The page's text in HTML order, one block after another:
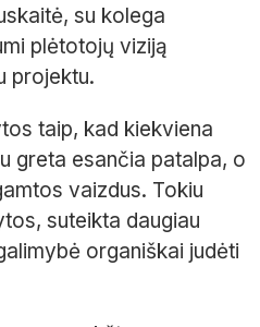
, su kolega
plėtotojų viziją
projektu.
taip, kad kiekviena
greta esančia patalpa, o
vaizdus. Tokiu
suteikta daugiau
organiškai judėti